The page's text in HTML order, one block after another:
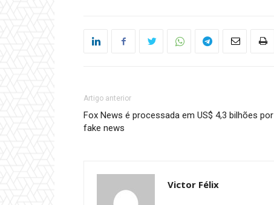
Artigo anterior
Fox News é processada em US$ 4,3 bilhões por
fake news
Victor Félix